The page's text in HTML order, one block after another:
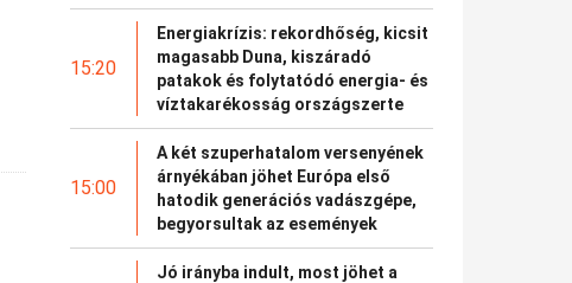
15:20
Energiakrízis: rekordhőség, kicsit
magasabb Duna, kiszáradó
patakok és folytatódó energia- és
víztakarékosság országszerte
15:00
A két szuperhatalom versenyének
árnyékában jöhet Európa első
hatodik generációs vadászgépe,
begyorsultak az események
Jó irányba indult, most jöhet a